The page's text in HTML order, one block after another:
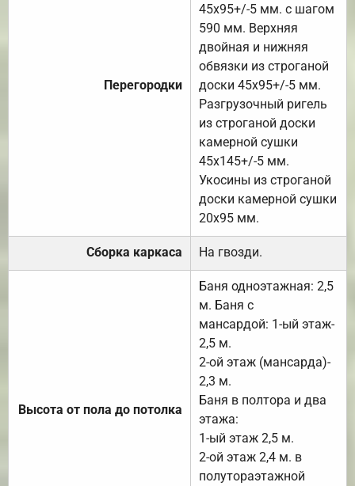
Перегородки
45х95+/-5 мм. с шагом
590 мм. Верхняя
двойная и нижняя
обвязки из строганой
доски 45х95+/-5 мм.
Разгрузочный ригель
из строганой доски
камерной сушки
45х145+/-5 мм.
Укосины из строганой
доски камерной сушки
20х95 мм.
Сборка каркаса На гвозди.
Высота от пола до потолка
Баня одноэтажная: 2,5
м. Баня с
мансардой: 1-ый этаж-
2,5 м.
2-ой этаж (мансарда)-
2,3 м.
Баня в полтора и два
этажа:
1-ый этаж 2,5 м.
2-ой этаж 2,4 м. в
полутораэтажной